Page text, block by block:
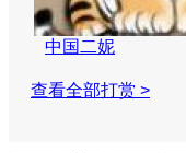
中国二妮
查看全部打赏 >